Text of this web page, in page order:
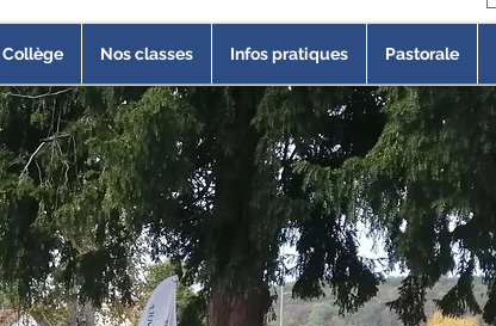
Collège Nos classes Infos pratiques Pastorale